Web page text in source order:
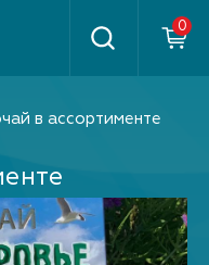
Найти
в ассортименте